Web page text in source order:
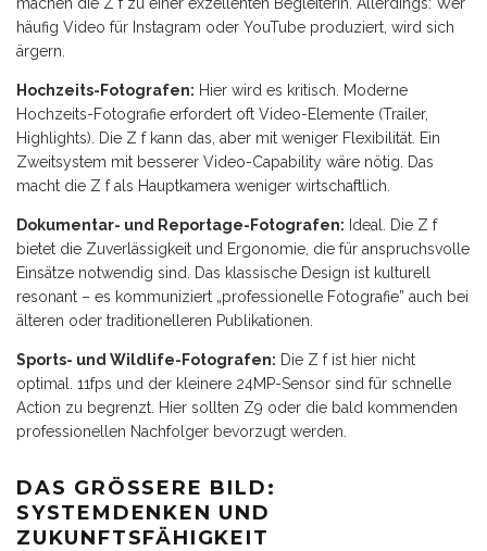
häufig Video für Instagram oder YouTube produziert, wird sich
ärgern.
Hochzeits-Fotografen: Hier wird es kritisch. Moderne
Hochzeits-Fotografie erfordert oft Video-Elemente (Trailer,
Highlights). Die Z f kann das, aber mit weniger Flexibilität. Ein
Zweitsystem mit besserer Video-Capability wäre nötig. Das
macht die Z f als Hauptkamera weniger wirtschaftlich.
Dokumentar- und Reportage-Fotografen: Ideal. Die Z f
bietet die Zuverlässigkeit und Ergonomie, die für anspruchsvolle
Einsätze notwendig sind. Das klassische Design ist kulturell
resonant – es kommuniziert „professionelle Fotografie” auch bei
älteren oder traditionelleren Publikationen.
Sports- und Wildlife-Fotografen: Die Z f ist hier nicht
optimal. 11fps und der kleinere 24MP-Sensor sind für schnelle
Action zu begrenzt. Hier sollten Z9 oder die bald kommenden
professionellen Nachfolger bevorzugt werden.
DAS GRÖSSERE BILD: S
YSTEMDENKEN UND Z
UKUNFTSFÄHIGKEIT